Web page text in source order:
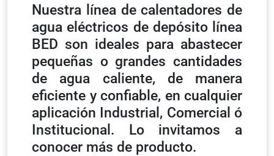
Nuestra línea de calentadores de
agua eléctricos de depósito línea
BED son ideales para abastecer
pequeñas o grandes cantidades
de agua caliente, de manera
eficiente y confiable, en cualquier
aplicación Industrial, Comercial ó
Institucional. Lo invitamos a
conocer más de producto.